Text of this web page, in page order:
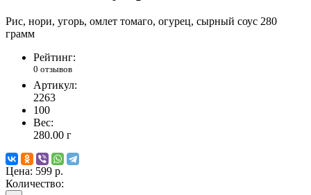
Рис, нори, угорь, омлет томаго, огурец, сырный соус 280
грамм
Рейтинг:
0 отзывов
Артикул:
2263
100
Вес:
280.00 г
Цена: 599 р.
Количество: